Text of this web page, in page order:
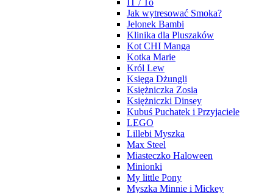
IT / To
Jak wytresować Smoka?
Jelonek Bambi
Klinika dla Pluszaków
Kot CHI Manga
Kotka Marie
Król Lew
Księga Dżungli
Księżniczka Zosia
Księżniczki Dinsey
Kubuś Puchatek i Przyjaciele
LEGO
Lillebi Myszka
Max Steel
Miasteczko Haloween
Minionki
My little Pony
Myszka Minnie i Mickey